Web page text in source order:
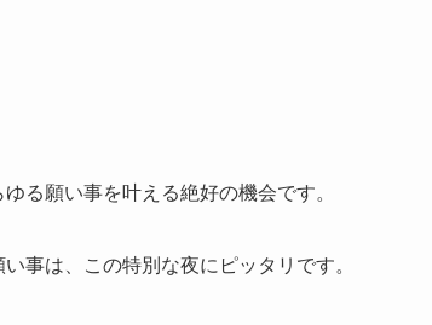
る願い事を叶える絶好の機会です。
事は、この特別な夜にピッタリです。